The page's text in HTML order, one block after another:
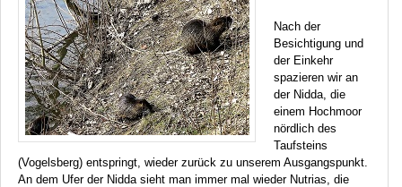
Nach der
Besichtigung und
der Einkehr
spazieren wir an
der Nidda, die
einem Hochmoor
nördlich des
Taufsteins
(Vogelsberg) entspringt, wieder zurück zu unserem Ausgangspunkt.
An dem Ufer der Nidda sieht man immer mal wieder Nutrias, die